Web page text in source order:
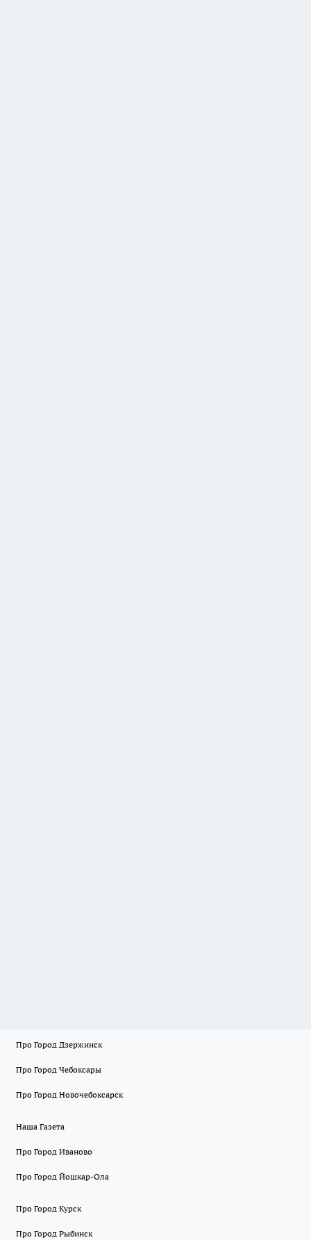
Про Город Дзержинск
Про Город Чебоксары
Про Город Новочебоксарск
Наша Газета
Про Город Иваново
Про Город Йошкар-Ола
Про Город Курск
Про Город Рыбинск